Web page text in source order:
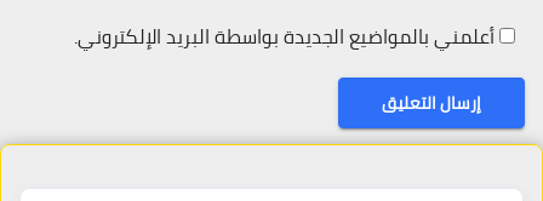
أعلمني بالمواضيع الجديدة بواسطة البريد الإلكتروني.